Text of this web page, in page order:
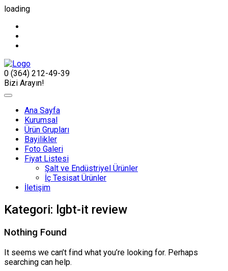
loading
0 (364) 212-49-39
Bizi Arayın!
Ana Sayfa
Kurumsal
Ürün Grupları
Bayilikler
Foto Galeri
Fiyat Listesi
Şalt ve Endüstriyel Ürünler
İç Tesisat Ürünler
İletişim
Kategori: lgbt-it review
Nothing Found
It seems we can’t find what you’re looking for. Perhaps
searching can help.